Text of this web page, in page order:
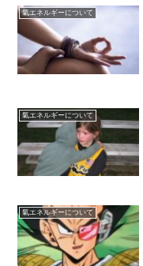
氣エネルギーについて
氣エネルギーについて
氣エネルギーについて